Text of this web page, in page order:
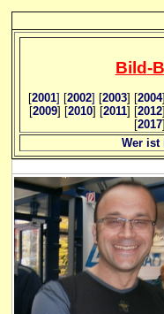
Bild-B
[2001] [2002] [2003] [2004
[2009] [2010] [2011] [2012
[2017]
Wer ist